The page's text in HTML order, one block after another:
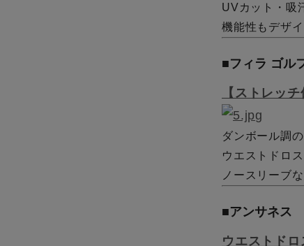
UVカット・吸
機能性もデザ
■フィラ ゴル
【ストレッ
ダンボール調
ウエストドロ
ノースリーブ
■アンサネス
ウエストド